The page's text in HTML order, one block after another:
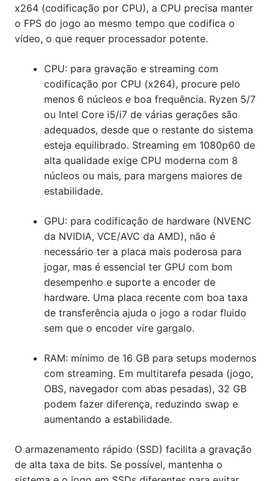
x264 (codificação por CPU), a CPU precisa manter
o FPS do jogo ao mesmo tempo que codifica o
vídeo, o que requer processador potente.
CPU: para gravação e streaming com
codificação por CPU (x264), procure pelo
menos 6 núcleos e boa frequência. Ryzen 5/7
ou Intel Core i5/i7 de várias gerações são
adequados, desde que o restante do sistema
esteja equilibrado. Streaming em 1080p60 de
alta qualidade exige CPU moderna com 8
núcleos ou mais, para margens maiores de
estabilidade.
GPU: para codificação de hardware (NVENC
da NVIDIA, VCE/AVC da AMD), não é
necessário ter a placa mais poderosa para
jogar, mas é essencial ter GPU com bom
desempenho e suporte a encoder de
hardware. Uma placa recente com boa taxa
de transferência ajuda o jogo a rodar fluido
sem que o encoder vire gargalo.
RAM: mínimo de 16 GB para setups modernos
com streaming. Em multitarefa pesada (jogo,
OBS, navegador com abas pesadas), 32 GB
podem fazer diferença, reduzindo swap e
aumentando a estabilidade.
O armazenamento rápido (SSD) facilita a gravação
de alta taxa de bits. Se possível, mantenha o